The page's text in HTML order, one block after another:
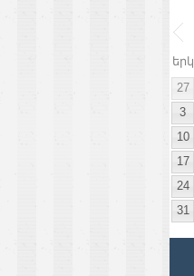
երկ
27
3
10
17
24
31